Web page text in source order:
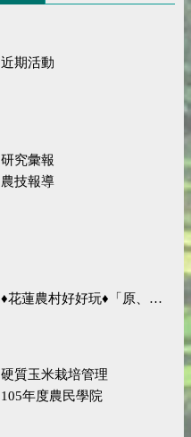
近期活動
研究彙報
農技報導
♦花蓮農村好好玩♦「原、生、慢、活」四條遊程推薦
硬質玉米栽培管理
105年度農民學院